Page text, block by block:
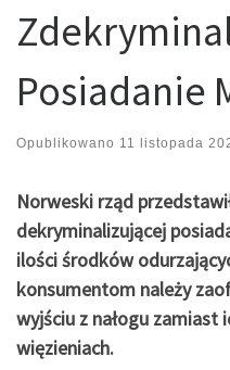
Posiadanie
Opublikowano 11 listopada
Norweski rząd
dekryminalizującej
ilości środków
konsumentom należy
wyjściu z nałogu zamiast
więzieniach.